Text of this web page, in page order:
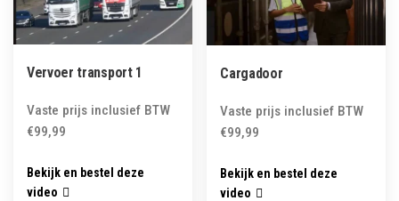
Vervoer transport 1
Vaste prijs inclusief BTW
€99,99
Bekijk en bestel deze
video
Cargadoor
Vaste prijs inclusief BTW
€99,99
Bekijk en bestel deze
video